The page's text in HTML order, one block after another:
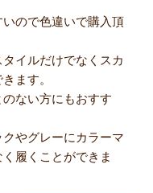
ので色違いで購入頂
イルだけでなくスカ
ます。
ない方にもおすす
やグレーにカラーマ
履くことができま